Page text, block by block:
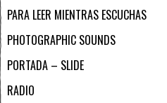
PARA LEER MIENTRAS ESCUCHAS
PHOTOGRAPHIC SOUNDS
PORTADA – SLIDE
RADIO